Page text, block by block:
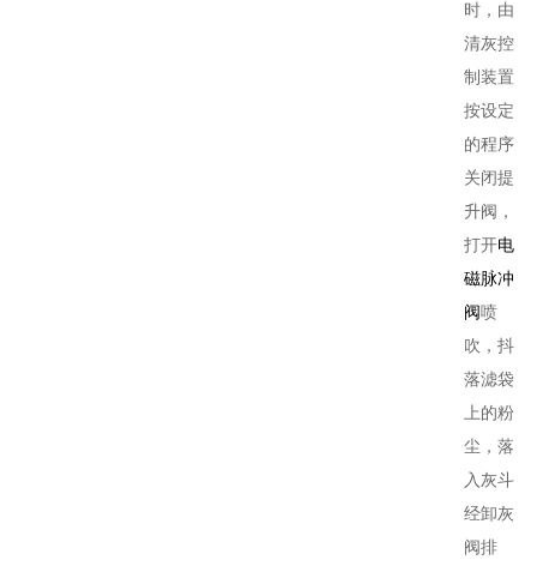
时，由
清灰控
制装置
按设定
的程序
关闭提
升阀，
打开电
磁脉冲
阀喷
吹，抖
落滤袋
上的粉
尘，落
入灰斗
经卸灰
阀排